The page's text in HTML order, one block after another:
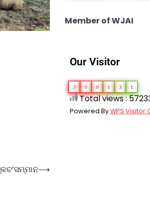
⟶
Member of WJAI
Our Visitor
3 0 0 1 3 1
Total views :
Powered ByWPS Visitor